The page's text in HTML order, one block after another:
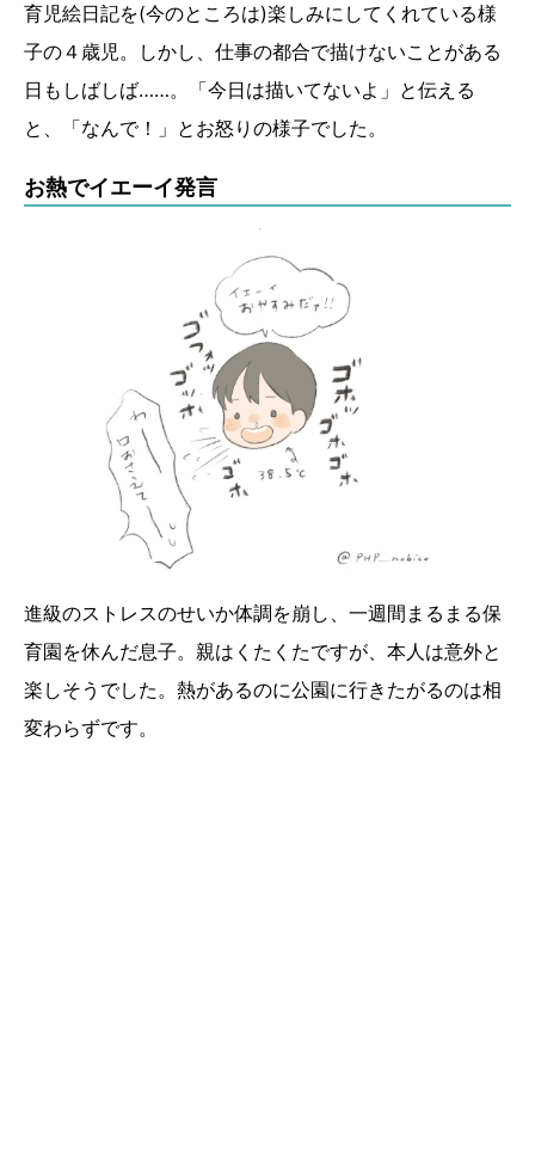
育児絵日記を(今のところは)楽しみにしてくれている様
子の４歳児。しかし、仕事の都合で描けないことがある
日もしばしば……。「今日は描いてないよ」と伝える
と、「なんで！」とお怒りの様子でした。
お熱でイエーイ発言
進級のストレスのせいか体調を崩し、一週間まるまる保
育園を休んだ息子。親はくたくたですが、本人は意外と
楽しそうでした。熱があるのに公園に行きたがるのは相
変わらずです。